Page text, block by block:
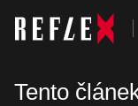
Tento